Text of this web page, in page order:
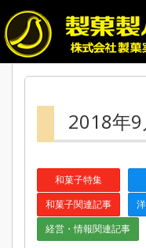
2018年
和菓子特集
和菓子関連記事
経営・情報関連記事